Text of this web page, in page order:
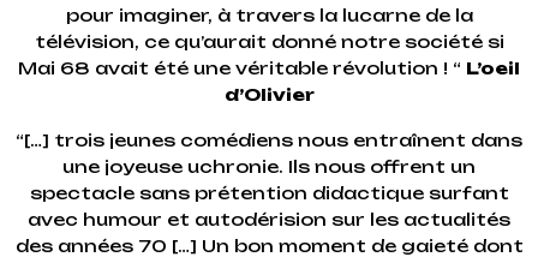
pour imaginer, à travers la lucarne de la
télévision, ce qu’aurait donné notre société si
Mai 68 avait été une véritable révolution ! “ L’oeil
d’Olivier
“[…] trois jeunes comédiens nous entraînent dans
une joyeuse uchronie. Ils nous offrent un
spectacle sans prétention didactique surfant
avec humour et autodérision sur les actualités
des années 70 […] Un bon moment de gaieté dont